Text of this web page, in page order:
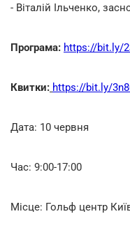
- Віталій Ільченко,
Програма: https://bit.ly/
Квитки: https://bit.ly/
Дата: 10 червня
Час: 9:00-17:00
Місце: Гольф центр